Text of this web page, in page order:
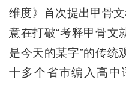
维度》首次提出甲骨文
意在打破“考释甲骨文
是今天的某字”的传统
十多个省市编入高中